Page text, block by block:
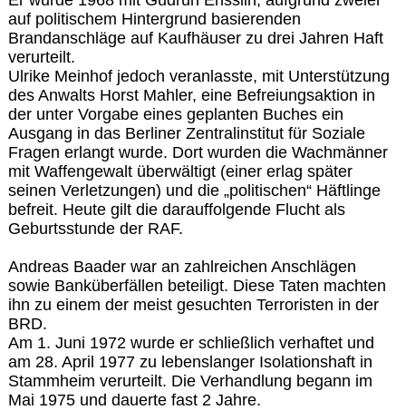
auf politischem Hintergrund basierenden
Brandanschläge auf Kaufhäuser zu drei Jahren Haft
verurteilt.
Ulrike Meinhof jedoch veranlasste, mit Unterstützung
des Anwalts Horst Mahler, eine Befreiungsaktion in
der unter Vorgabe eines geplanten Buches ein
Ausgang in das Berliner Zentralinstitut für Soziale
Fragen erlangt wurde. Dort wurden die Wachmänner
mit Waffengewalt überwältigt (einer erlag später
seinen Verletzungen) und die „politischen“ Häftlinge
befreit. Heute gilt die darauffolgende Flucht als
Geburtsstunde der RAF.
Andreas Baader war an zahlreichen Anschlägen
sowie Banküberfällen beteiligt. Diese Taten machten
ihn zu einem der meist gesuchten Terroristen in der
BRD.
Am 1. Juni 1972 wurde er schließlich verhaftet und
am 28. April 1977 zu lebenslanger Isolationshaft in
Stammheim verurteilt. Die Verhandlung begann im
Mai 1975 und dauerte fast 2 Jahre.